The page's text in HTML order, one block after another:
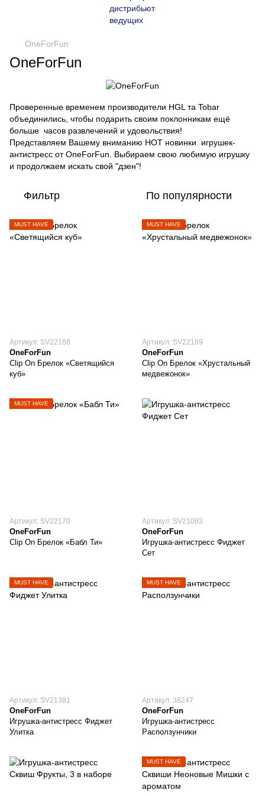
OneForFun
OneForFun
Проверенные временем производители HGL та Tobar
объединились, чтобы подарить своим поклонникам ещё
больше часов развлечений и удовольствия!
Представляем Вашему вниманию HOT новинки игрушек-
антистресс от OneForFun. Выбираем свою любимую игрушку
и продолжаем искать свой "дзен"!
Фильтр По популярности
MUST HAVE
Артикул: SV22168
OneForFun
Clip On Брелок «Светящийся
куб»
MUST HAVE
Артикул: SV22169
OneForFun
Clip On Брелок «Хрустальный
медвежонок»
MUST HAVE
Артикул: SV22170
OneForFun
Clip On Брелок «Бабл Ти»
Артикул: SV21083
OneForFun
Игрушка-антистресс Фиджет
Сет
MUST HAVE
Артикул: SV21381
OneForFun
Игрушка-антистресс Фиджет
Улитка
MUST HAVE
Артикул: 38247
OneForFun
Игрушка-антистресс
Расползунчики
MUST HAVE